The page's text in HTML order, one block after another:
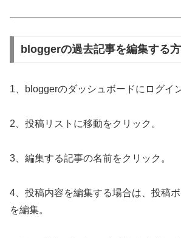
bloggerの過去記事を編集する
1、bloggerのダッシュボードにログイン
2、投稿リストに移動をクリック。
3、編集する記事の名前をクリック。
4、投稿内容を編集する場合は、投稿
を編集。